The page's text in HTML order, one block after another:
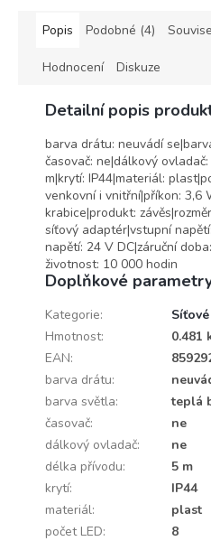
Popis Podobné (4)
Hodnocení Diskuze
Detailní popis
barva drátu: neuvádí
časovač: ne|dálkový
m|krytí: IP44|materiál:
venkovní i vnitřní|příkon: 3,6
krabice|produkt:
síťový adaptér|vstupní
napětí: 24 V DC|záruční
životnost: 10 000 hodin
Doplňkové
Kategorie:
Hmotnost:
0.481
EAN:
barva drátu:
barva světla:
teplá
časovač:
ne
dálkový ovladač:
ne
délka přívodu:
5 m
krytí:
IP44
materiál:
plast
počet LED:
8